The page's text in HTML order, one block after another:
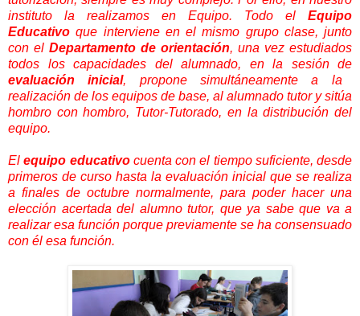
instituto la realizamos en Equipo. Todo el Equipo
Educativo que interviene en el mismo grupo clase, junto
con el Departamento de orientación, una vez estudiados
todos los capacidades del alumnado, en la sesión de
evaluación inicial, propone simultáneamente a la
realización de los equipos de base, al alumnado tutor y sitúa
hombro con hombro, Tutor-Tutorado, en la distribución del
equipo.
Elequipo educativocuenta con el tiempo suficiente, desde
primeros de curso hasta la evaluación inicial que se realiza
a finales de octubre normalmente, para poder hacer una
elección acertada del alumno tutor, que ya sabe que va a
realizar esa función porque previamente se ha consensuado
con él esa función.